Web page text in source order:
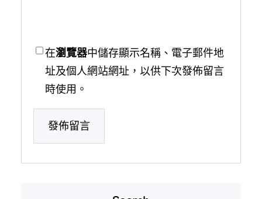
在瀏覽器中儲存顯示名稱、電子郵件地
址及個人網站網址，以供下次發佈留言
時使用。